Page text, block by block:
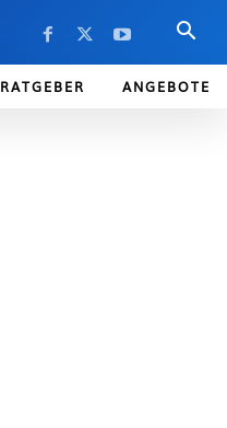
RATGEBER ANGEBOTE